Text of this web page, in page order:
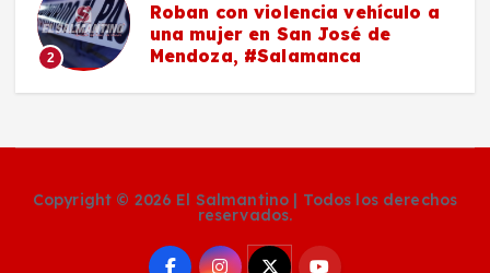
Peregrinos temen por su
seguridad tras recientes
asaltos en carreteras que
Copyright © 2026 El Salmantino | Todos los derechos